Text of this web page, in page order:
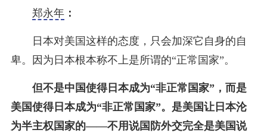
郑永年：
日本对美国这样的态度，只会加深它自身的自
卑。因为日本根本称不上是所谓的“正常国家”。
但不是中国使得日本成为“非正常国家”，而是
美国使得日本成为“非正常国家”。是美国让日本沦
为半主权国家的——不用说国防外交完全是美国说